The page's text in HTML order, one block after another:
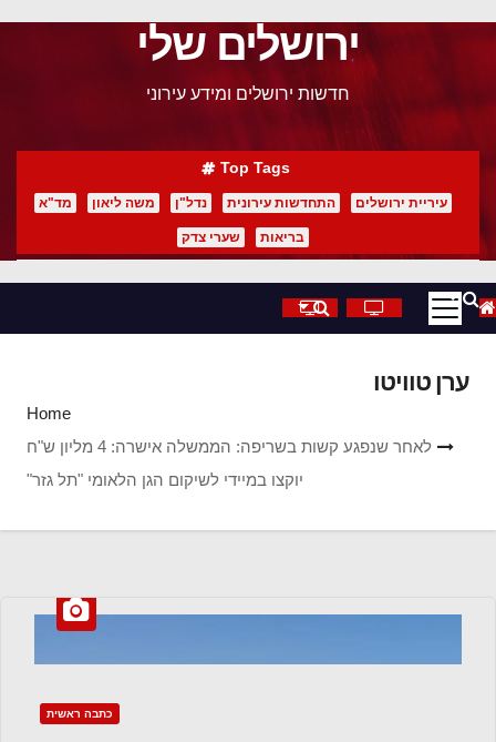
ירושלים שלי
חדשות ירושלים ומידע עירוני
Top Tags
עיריית ירושלים התחדשות עירונית נדל"ן משה ליאון מד"א
בריאות שערי צדק
ערן טוויטו
Home
לאחר שנפגע קשות בשריפה: הממשלה אישרה: 4 מליון ש"ח
יוקצו במיידי לשיקום הגן הלאומי "תל גזר"
כתבה ראשית